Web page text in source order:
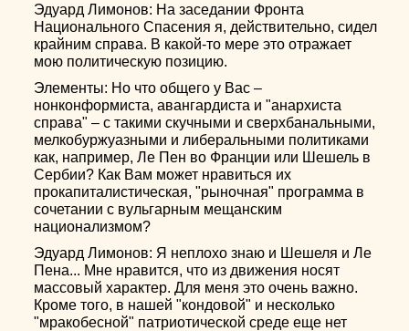
Эдуард Лимонов: На заседании Фронта
Национального Спасения я, действительно, сидел
крайним справа. В какой-то мере это отражает
мою политическую позицию.
Элементы: Но что общего у Вас –
нонконформиста, авангардиста и "анархиста
справа" – с такими скучными и сверхбанальными,
мелкобуржуазными и либеральными политиками
как, например, Ле Пен во Франции или Шешель в
Сербии? Как Вам может нравиться их
прокапиталистическая, "рыночная" программа в
сочетании с вульгарным мещанским
национализмом?
Эдуард Лимонов: Я неплохо знаю и Шешеля и Ле
Пена... Мне нравится, что из движения носят
массовый характер. Для меня это очень важно.
Кроме того, в нашей "кондовой" и несколько
"мракобесной" патриотической среде еще нет